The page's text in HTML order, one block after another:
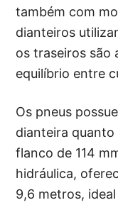
também com
dianteiros
os traseiros são
equilíbrio entre
Os pneus
dianteira
flanco de 114
hidráulica,
9,6 metros,